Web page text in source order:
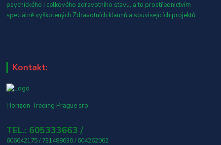
psychického i celkového zdravotního stavu, a to prostřednictvím
speciálně vyškolených Zdravotních klaunů a souvisejících projektů.
Kontakt:
Horizon Trading Prague sro
TEL.: 605333663 /
606642175 / 731488630 / 604262062